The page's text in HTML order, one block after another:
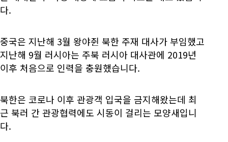
다.
중국은 지난해 3월 왕야쥔 북한 주재 대사가 부임했고
지난해 9월 러시아는 주북 러시아 대사관에 2019년
이후 처음으로 인력을 충원했습니다.
북한은 코로나 이후 관광객 입국을 금지해왔는데 최
근 북러 간 관광협력에도 시동이 걸리는 모양새입니
다.